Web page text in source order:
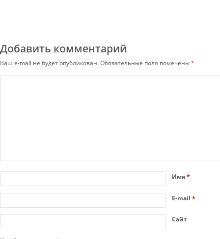
Добавить комментарий
Ваш e-mail не будет опубликован.Обязательные поля помечены*
Имя*
E-mail *
Сайт